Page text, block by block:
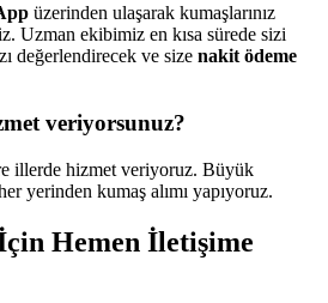
üzerinden ulaşarak kumaşlarınız
Uzman ekibimiz en kısa sürede sizi
değerlendirecek ve size nakit ödeme
veriyorsunuz?
illerde hizmet veriyoruz. Büyük
yerinden kumaş alımı yapıyoruz.
Hemen İletişime